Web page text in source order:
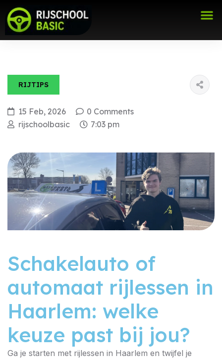
RIJTIPS
15 Feb, 2026
0 Comments
rijschoolbasic
7:03 pm
Schakelauto of
automaat rijlessen in
Haarlem: welke
keuze past bij jou?
Ga je starten met rijlessen in Haarlem en twijfel je